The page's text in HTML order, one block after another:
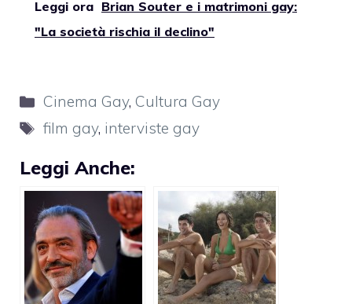
Leggi ora Brian Souter e i matrimoni gay:
"La società rischia il declino"
Categorie
Cinema Gay, Cultura Gay
Tag
film gay, interviste gay
Leggi Anche: